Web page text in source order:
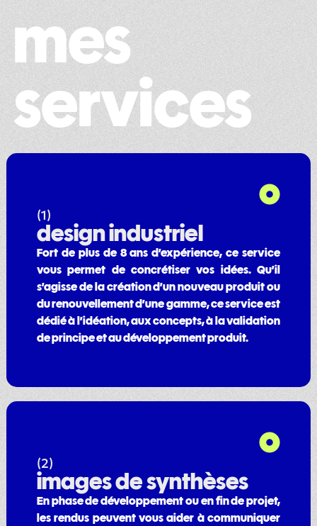
mes
services
(1)
design industriel
Fort de plus de 8 ans d’expérience, ce service
vous permet de concrétiser vos idées. Qu’il
s’agisse de la création d’un nouveau produit ou
du renouvellement d’une gamme, ce service est
dédié à l’idéation, aux concepts, à la validation
de principe et au développement produit.
(2)
images de synthèses
En phase de développement ou en fin de projet,
les rendus peuvent vous aider à communiquer